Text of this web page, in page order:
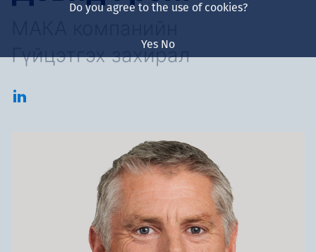
About us
Үйлчилгээ
Төслүүд
Гүйцэтгэх захирал
Do you agree to the use of cookies?
Yes No